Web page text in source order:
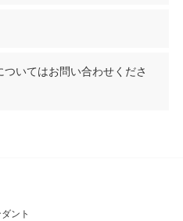
ついてはお問い合わせくださ
ント